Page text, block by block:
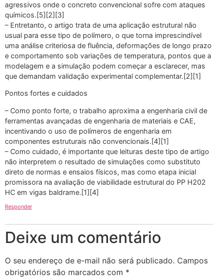
agressivos onde o concreto convencional sofre com ataques
químicos.[5][2][3]
– Entretanto, o artigo trata de uma aplicação estrutural não
usual para esse tipo de polímero, o que torna imprescindível
uma análise criteriosa de fluência, deformações de longo prazo
e comportamento sob variações de temperatura, pontos que a
modelagem e a simulação podem começar a esclarecer, mas
que demandam validação experimental complementar.[2][1]
Pontos fortes e cuidados
– Como ponto forte, o trabalho aproxima a engenharia civil de
ferramentas avançadas de engenharia de materiais e CAE,
incentivando o uso de polímeros de engenharia em
componentes estruturais não convencionais.[4][1]
– Como cuidado, é importante que leituras deste tipo de artigo
não interpretem o resultado de simulações como substituto
direto de normas e ensaios físicos, mas como etapa inicial
promissora na avaliação de viabilidade estrutural do PP H202
HC em vigas baldrame.[1][4]
Responder
Deixe um comentário
O seu endereço de e-mail não será publicado. Campos
obrigatórios são marcados com *